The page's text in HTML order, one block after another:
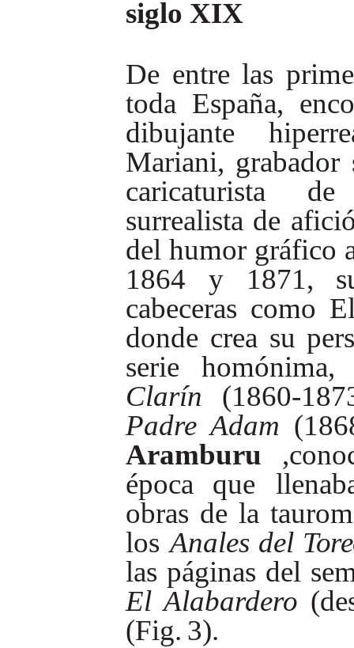
siglo XIX
De entre las
toda España,
dibujante
Mariani, grabador
caricaturista
de
surrealista de
del humor gráfico
1864
y 1871,
cabeceras como
donde crea su
serie homónima,
Clarín (1860-
Padre Adam
Aramburu
época
que
obras de la
losAnales del
las páginas del
El Alabardero
(Fig. 3).